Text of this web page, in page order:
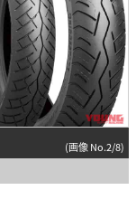
(画像 No.2/8)